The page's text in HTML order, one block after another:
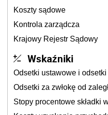
Koszty sądowe
Kontrola zarządcza
Krajowy Rejestr Sądowy
Wskaźniki
Odsetki ustawowe i
Odsetki za zwłokę od
Stopy procentowe składki